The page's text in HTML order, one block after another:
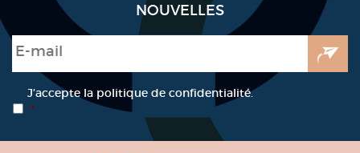
NOUVELLES
E-mail
RGPD *
J’accepte la politique de confidentialité.
*